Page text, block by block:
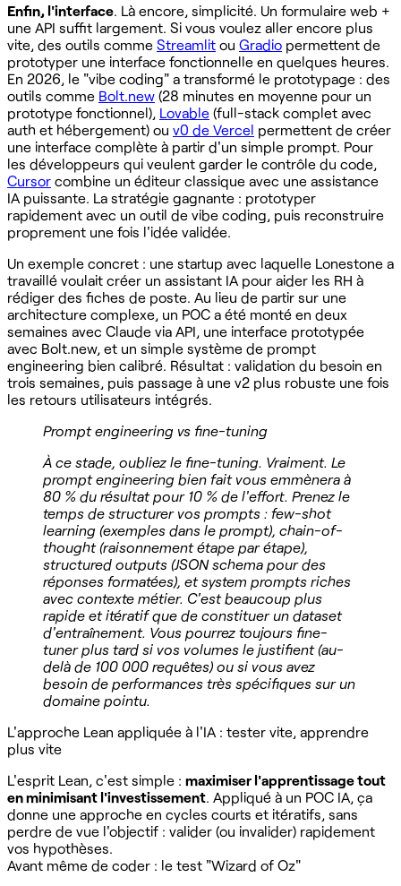
Enfin, l'interface. Là encore, simplicité. Un formulaire web +
une API suffit largement. Si vous voulez aller encore plus
vite, des outils comme Streamlit ou Gradio permettent de
prototyper une interface fonctionnelle en quelques heures.
En 2026, le "vibe coding" a transformé le prototypage : des
outils comme Bolt.new (28 minutes en moyenne pour un
prototype fonctionnel), Lovable (full-stack complet avec
auth et hébergement) ou v0 de Vercel permettent de créer
une interface complète à partir d'un simple prompt. Pour
les développeurs qui veulent garder le contrôle du code,
Cursor combine un éditeur classique avec une assistance
IA puissante. La stratégie gagnante : prototyper
rapidement avec un outil de vibe coding, puis reconstruire
proprement une fois l'idée validée.
Un exemple concret : une startup avec laquelle Lonestone a
travaillé voulait créer un assistant IA pour aider les RH à
rédiger des fiches de poste. Au lieu de partir sur une
architecture complexe, un POC a été monté en deux
semaines avec Claude via API, une interface prototypée
avec Bolt.new, et un simple système de prompt
engineering bien calibré. Résultat : validation du besoin en
trois semaines, puis passage à une v2 plus robuste une fois
les retours utilisateurs intégrés.
Prompt engineering vs fine-tuning
À ce stade, oubliez le fine-tuning. Vraiment. Le
prompt engineering bien fait vous emmènera à
80 % du résultat pour 10 % de l'effort. Prenez le
temps de structurer vos prompts : few-shot
learning (exemples dans le prompt), chain-of-
thought (raisonnement étape par étape),
structured outputs (JSON schema pour des
réponses formatées), et system prompts riches
avec contexte métier. C'est beaucoup plus
rapide et itératif que de constituer un dataset
d'entraînement. Vous pourrez toujours fine-
tuner plus tard si vos volumes le justifient (au-
delà de 100 000 requêtes) ou si vous avez
besoin de performances très spécifiques sur un
domaine pointu.
L'approche Lean appliquée à l'IA : tester vite, apprendre
plus vite
L'esprit Lean, c'est simple : maximiser l'apprentissage tout
en minimisant l'investissement. Appliqué à un POC IA, ça
donne une approche en cycles courts et itératifs, sans
perdre de vue l'objectif : valider (ou invalider) rapidement
vos hypothèses.
Avant même de coder : le test "Wizard of Oz"